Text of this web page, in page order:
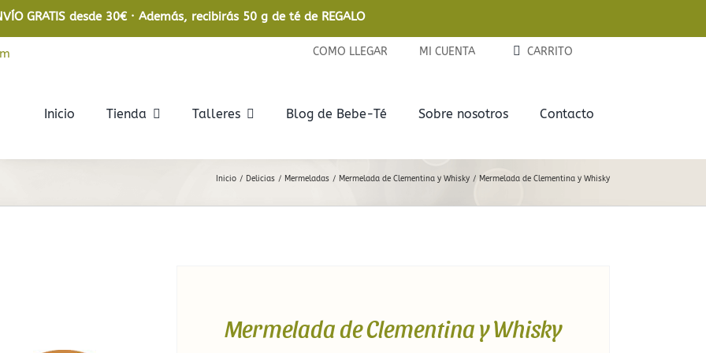
GRATIS desde 30€ · Además, recibirás 50 g de té de REGALO
COMO LLEGAR MI CUENTA CARRITO
Inicio Tienda
Rooibos
Infusiones
De frutas
Complementos
Tazas y Termos
Latitas
Delicias
Chocolates
Talleres Blog de Bebe-Té Sobre nosotros Contacto
Inicio Delicias Mermeladas Mermelada de Clementina y Whisky Mermelada de Clementina y Whisky
Mermelada de Clementina y Whisky